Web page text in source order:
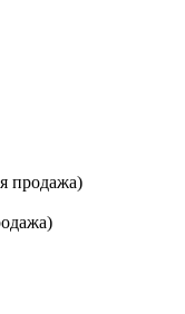
продажа)